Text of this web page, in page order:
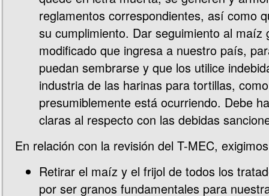
reglamentos correspondientes, así como
su cumplimiento. Dar seguimiento al maíz
modificado que ingresa a nuestro país,
puedan sembrarse y que los utilice
industria de las harinas para tortillas, como
presumiblemente está ocurriendo. Debe
claras al respecto con las debidas
En relación con la revisión del T-MEC,
Retirar el maíz y el frijol de todos los
por ser granos fundamentales para